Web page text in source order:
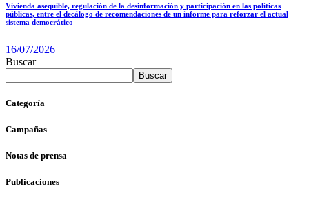
Vivienda asequible, regulación de la desinformación y participación en las políticas
públicas, entre el decálogo de recomendaciones de un informe para reforzar el actual
sistema democrático
16/07/2026
Buscar
Buscar
Categoría
Campañas
Notas de prensa
Publicaciones